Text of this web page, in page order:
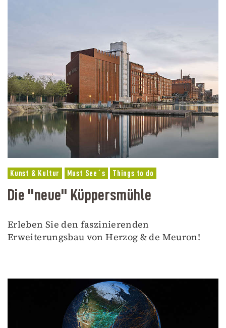
Kunst & Kultur Must See´s Things to do
Die "neue" Küppersmühle
Erleben Sie den faszinierenden
Erweiterungsbau von Herzog & de Meuron!